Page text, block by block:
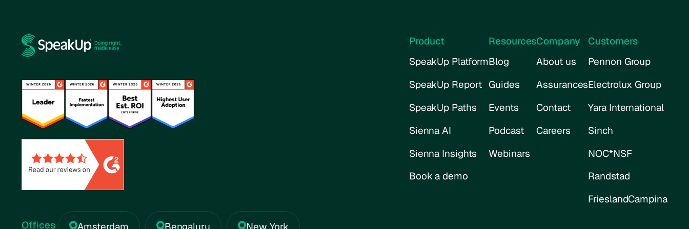
Product
SpeakUp Platform
SpeakUp Report
SpeakUp Paths
Sienna AI
Sienna Insights
Book a demo
Resources
Blog
Guides
Events
Podcast
Webinars
Company
About us
Assurances
Contact
Careers
Customers
Pennon Group
Electrolux Group
Yara International
Sinch
NOC*NSF
Randstad
FrieslandCampina
Offices